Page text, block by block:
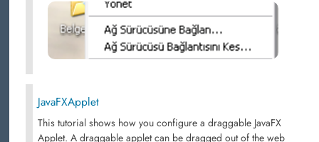
JavaFXApplet
This tutorial shows how you configure a draggable JavaFX
Applet. A draggable applet can be dragged out of the web